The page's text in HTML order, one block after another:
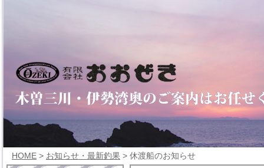
HOME > お知らせ・最新釣果 > 休渡船のお知らせ